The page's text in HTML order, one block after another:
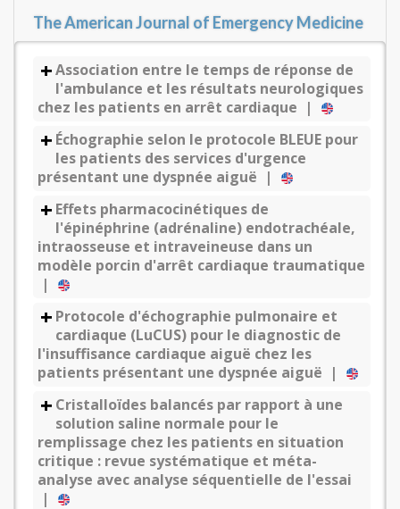
The American Journal of Emergency Medicine
Association entre le temps de réponse de
l'ambulance et les résultats neurologiques
chez les patients en arrêt cardiaque |
Échographie selon le protocole BLEUE pour
les patients des services d'urgence
présentant une dyspnée aiguë |
Effets pharmacocinétiques de
l'épinéphrine (adrénaline) endotrachéale,
intraosseuse et intraveineuse dans un
modèle porcin d'arrêt cardiaque traumatique
|
Protocole d'échographie pulmonaire et
cardiaque (LuCUS) pour le diagnostic de
l'insuffisance cardiaque aiguë chez les
patients présentant une dyspnée aiguë |
Cristalloïdes balancés par rapport à une
solution saline normale pour le
remplissage chez les patients en situation
critique : revue systématique et méta-
analyse avec analyse séquentielle de l'essai
|